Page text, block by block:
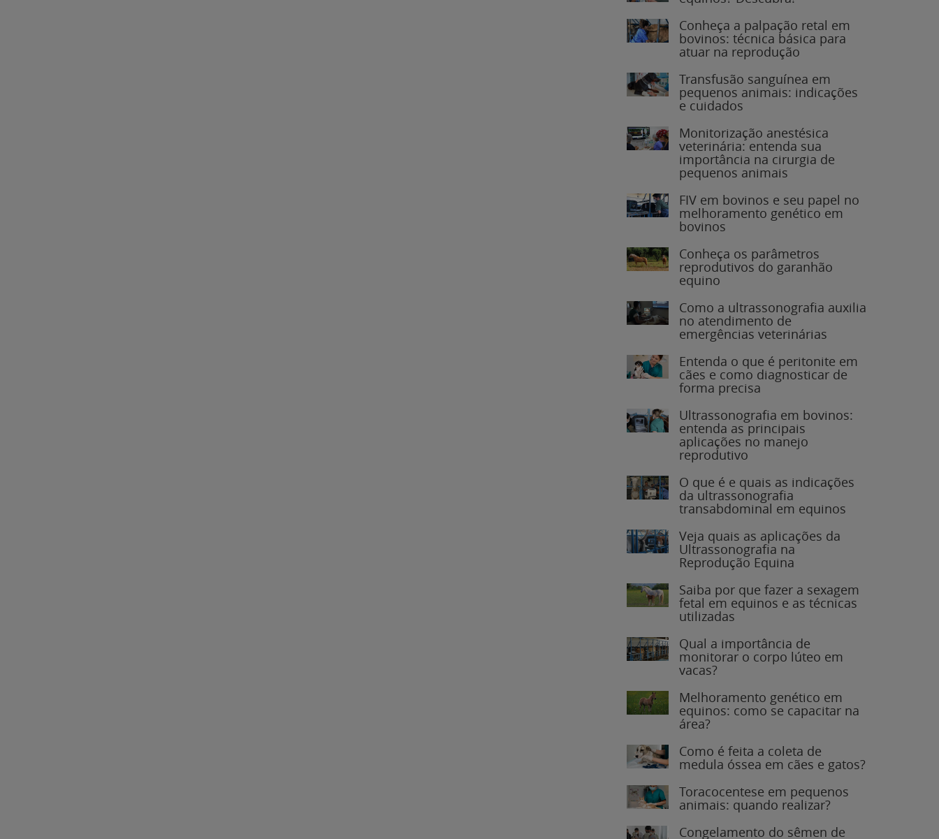
Conheça a palpação retal em
bovinos: técnica básica para
atuar na reprodução
Transfusão sanguínea em
pequenos animais: indicações
e cuidados
Monitorização anestésica
veterinária: entenda sua
importância na cirurgia de
pequenos animais
FIV em bovinos e seu papel no
melhoramento genético em
bovinos
Conheça os parâmetros
reprodutivos do garanhão
equino
Como a ultrassonografia auxilia
no atendimento de
emergências veterinárias
Entenda o que é peritonite em
cães e como diagnosticar de
forma precisa
Ultrassonografia em bovinos:
entenda as principais
aplicações no manejo
reprodutivo
O que é e quais as indicações
da ultrassonografia
transabdominal em equinos
Veja quais as aplicações da
Ultrassonografia na
Reprodução Equina
Saiba por que fazer a sexagem
fetal em equinos e as técnicas
utilizadas
Qual a importância de
monitorar o corpo lúteo em
vacas?
Melhoramento genético em
equinos: como se capacitar na
área?
Como é feita a coleta de
medula óssea em cães e gatos?
Toracocentese em pequenos
animais: quando realizar?
Congelamento do sêmen de